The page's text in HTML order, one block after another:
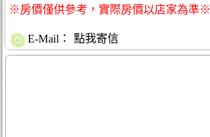
※房價僅供參考，實際房價以店家為準※
E-Mail： 點我寄信